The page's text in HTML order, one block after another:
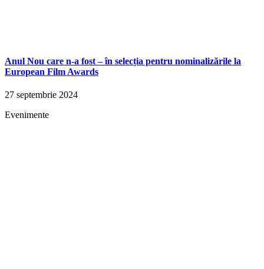
Anul Nou care n-a fost – în selecția pentru nominalizările la
European Film Awards
27 septembrie 2024
Evenimente